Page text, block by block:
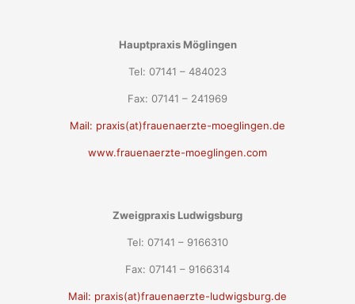
Hauptpraxis Möglingen
Tel: 07141 – 484023
Fax: 07141 – 241969
Mail: praxis(at)frauenaerzte-moeglingen.de
www.frauenaerzte-moeglingen.com
Zweigpraxis Ludwigsburg
Tel: 07141 – 9166310
Fax: 07141 – 9166314
Mail: praxis(at)frauenaerzte-ludwigsburg.de